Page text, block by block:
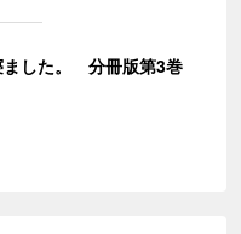
ました。 分冊版第3巻